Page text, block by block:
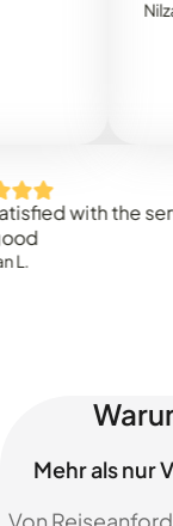
with the service
Mehr als nur